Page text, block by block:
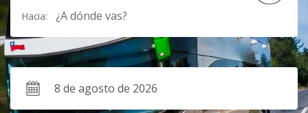
Hacia: ¿A dónde vas?